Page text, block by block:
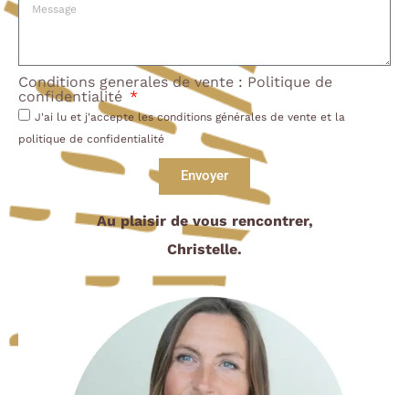
Conditions generales de vente : Politique de
confidentialité
J'ai lu et j'accepte les conditions générales de vente et la
politique de confidentialité
Envoyer
Au plaisir de vous rencontrer,
Christelle.